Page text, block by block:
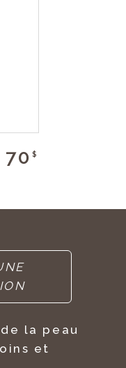
70$
la peau
et